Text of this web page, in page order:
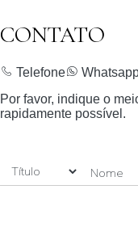
CONTATO
Telefone
Por favor, indique o
rapidamente possível.
Nome